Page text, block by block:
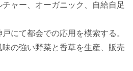
ャー、オーガニック、自給自足
にて都会での応用を模索する。
の強い野菜と香草を生産、販売